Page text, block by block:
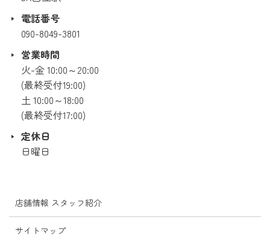
電話番号
090-8049-3801
営業時間
火-金 10:00～20:00
(最終受付19:00)
土 10:00～18:00
(最終受付17:00)
定休日
日曜日
店舗情報 スタッフ紹介
サイトマップ